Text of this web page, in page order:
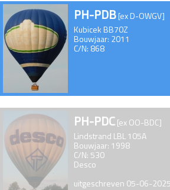
PH-PDB[ex D-OWGV]
Kubicek BB70Z
Bouwjaar: 2011
C/N: 868
PH-PDC[ex OO-BDC]
Lindstrand LBL 105A
Bouwjaar: 1998
C/N: 530
Desco
uitgeschreven 05-06-2025